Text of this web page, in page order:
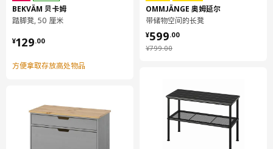
BEKVÄM 贝卡姆
踏脚凳, 50 厘米
¥129.00
¥ 129.00
方便拿取存放高处物品
OMMJÄNGE 奥姆延尔
带储物空间的长凳
¥799.00
¥ 799.00
¥599.00
¥ 599.00